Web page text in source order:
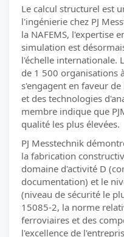
Le calcul structurel est
l'ingénierie chez PJ
la NAFEMS, l'expertise
simulation est
l'échelle internationale.
de 1 500 organisations
s'engagent en faveur
et des technologies
membre indique que
qualité les plus élevées.
PJ Messtechnik
la fabrication
domaine d'activité D
documentation) et le
(niveau de sécurité le
15085-2, la norme
ferroviaires et des
l'excellence de